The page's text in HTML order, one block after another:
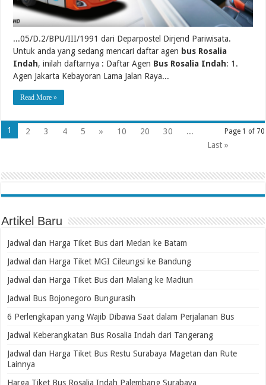
...05/D.2/BPU/III/1991 dari Deparpostel Dirjend Pariwisata.
Untuk anda yang sedang mencari daftar agen bus Rosalia
Indah, inilah daftarnya : Daftar Agen Bus Rosalia Indah: 1.
Agen Jakarta Kebayoran Lama Jalan Raya...
Read More »
Page 1 of 70
1 2 3 4 5 » 10 20 30
...
Last »
Artikel Baru
Jadwal dan Harga Tiket Bus dari Medan ke Batam
Jadwal dan Harga Tiket MGI Cileungsi ke Bandung
Jadwal dan Harga Tiket Bus dari Malang ke Madiun
Jadwal Bus Bojonegoro Bungurasih
6 Perlengkapan yang Wajib Dibawa Saat dalam Perjalanan Bus
Jadwal Keberangkatan Bus Rosalia Indah dari Tangerang
Jadwal dan Harga Tiket Bus Restu Surabaya Magetan dan Rute
Lainnya
Harga Tiket Bus Rosalia Indah Palembang Surabaya